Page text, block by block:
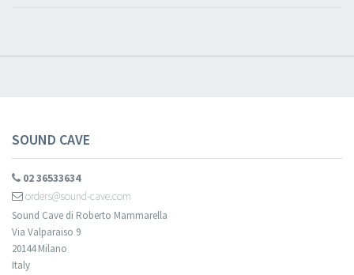
SOUND CAVE
02 36533634
orders@sound-cave.com
Sound Cave di Roberto Mammarella
Via Valparaiso 9
20144 Milano
Italy